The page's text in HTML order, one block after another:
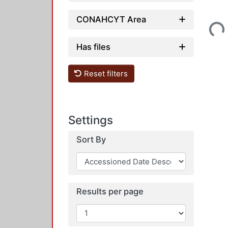
CONAHCYT Area
Has files
Reset filters
Settings
Sort By
Results per page
Loading...